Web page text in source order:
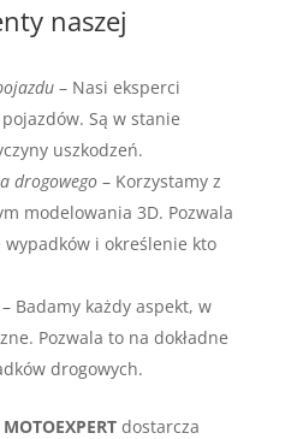
naszej
– Nasi eksperci
Są w stanie
uszkodzeń.
drogowego– Korzystamy z
modelowania 3D. Pozwala
i określenie kto
Badamy każdy aspekt, w
Pozwala to na dokładne
drogowych.
MOTOEXPERTdostarcza